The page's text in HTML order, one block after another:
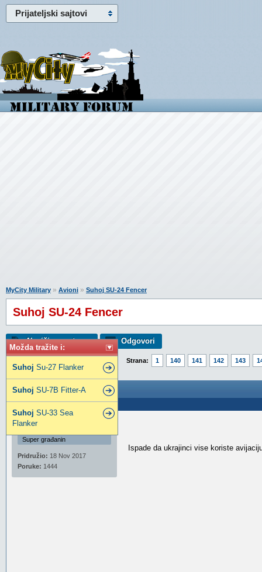
Prijateljski sajtovi
Možda tražite i:
Suhoj Su-27 Flanker
Suhoj SU-7B Fitter-A
Suhoj SU-33 Sea
Flanker
MyCity Military » Avioni » Suhoj SU-24 Fencer
Suhoj SU-24 Fencer
Napiši novu temu Odgovori
Strana: 1 140 141 142 143
Suhoj SU-24 Fencer
Poslao: 11 Avg 2022 11:33
kaptain
Super građanin
Pridružio: 18 Nov 2017
Poruke: 1444
Ispade da ukrajinci vise koriste